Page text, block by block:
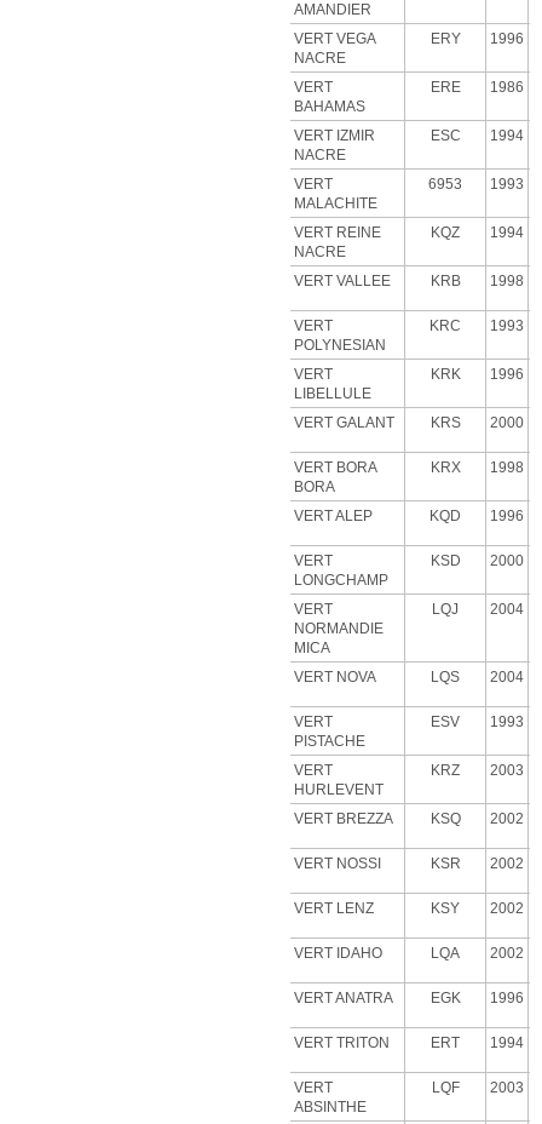
AMANDIER
VERT VEGA
NACRE
ERY 1996
VERT
BAHAMAS
ERE 1986
VERT IZMIR
NACRE
ESC 1994
VERT
MALACHITE
6953 1993
VERT REINE
NACRE
KQZ 1994
VERT VALLEE KRB 1998
VERT
POLYNESIAN
KRC 1993
VERT
LIBELLULE
KRK 1996
VERT GALANT KRS 2000
VERT BORA
BORA
KRX 1998
VERT ALEP KQD 1996
VERT
LONGCHAMP
KSD 2000
VERT
NORMANDIE
MICA
LQJ 2004
VERT NOVA LQS 2004
VERT
PISTACHE
ESV 1993
VERT
HURLEVENT
KRZ 2003
VERT BREZZA KSQ 2002
VERT NOSSI KSR 2002
VERT LENZ KSY 2002
VERT IDAHO LQA 2002
VERT ANATRA EGK 1996
VERT TRITON ERT 1994
VERT
ABSINTHE
LQF 2003